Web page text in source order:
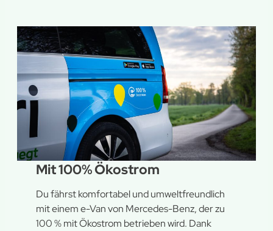
Mit 100% Ökostrom
Du fährst komfortabel und umweltfreundlich
mit einem e-Van von Mercedes-Benz, der zu
100 % mit Ökostrom betrieben wird. Dank